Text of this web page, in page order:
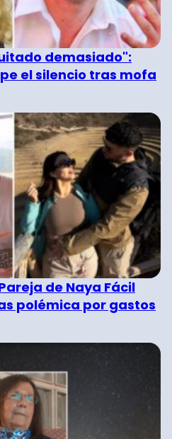
demasiado":
el silencio tras mofa
de Naya Fácil
polémica por gastos